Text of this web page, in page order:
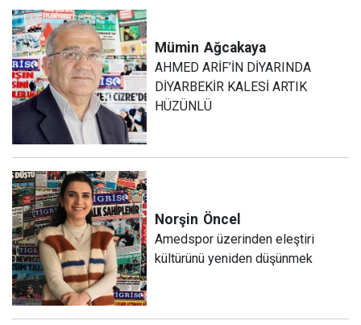
Mümin Ağcakaya
AHMED ARİF’İN DİYARINDA
DİYARBEKİR KALESİ ARTIK
HÜZÜNLÜ
Norşin Öncel
Amedspor üzerinden eleştiri
kültürünü yeniden düşünmek